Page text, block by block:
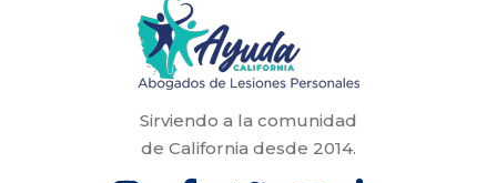
Sirviendo a la comunidad
de California desde 2014.